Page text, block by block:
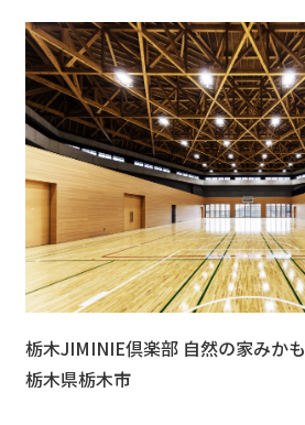
栃木JIMINIE倶楽部 自然の家みかも
栃木県栃木市